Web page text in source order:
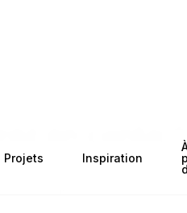
Projets Inspiration
en contact
acheter des produits